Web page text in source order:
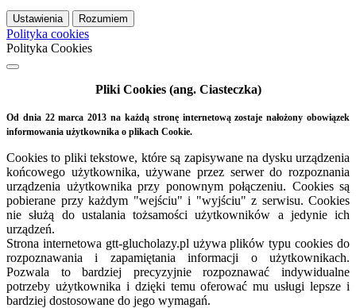
Ustawienia Rozumiem
Polityka cookies
Polityka Cookies
Pliki Cookies (ang. Ciasteczka)
Od dnia 22 marca 2013 na każdą stronę internetową zostaje nałożony obowiązek
informowania użytkownika o plikach Cookie.
Cookies to pliki tekstowe, które są zapisywane na dysku urządzenia
końcowego użytkownika, używane przez serwer do rozpoznania
urządzenia użytkownika przy ponownym połączeniu. Cookies są
pobierane przy każdym "wejściu" i "wyjściu" z serwisu. Cookies
nie służą do ustalania tożsamości użytkowników a jedynie ich
urządzeń.
Strona internetowa gtt-glucholazy.pl używa plików typu cookies do
rozpoznawania i zapamiętania informacji o użytkownikach.
Pozwala to bardziej precyzyjnie rozpoznawać indywidualne
potrzeby użytkownika i dzięki temu oferować mu usługi lepsze i
bardziej dostosowane do jego wymagań.